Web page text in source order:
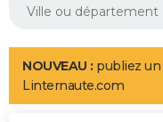
Aménagement intérieur
LIFESTYLE
Art de vivre
Bien-être
Loisirs
Mode
Modes de vie
NOUVEAU : publiez un
Linternaute.com